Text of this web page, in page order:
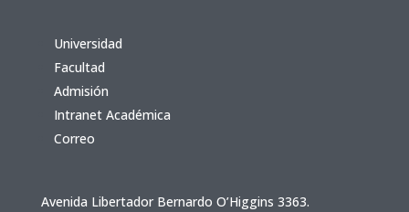
Universidad
Facultad
Admisión
Intranet Académica
Correo
Avenida Libertador Bernardo O’Higgins 3363.